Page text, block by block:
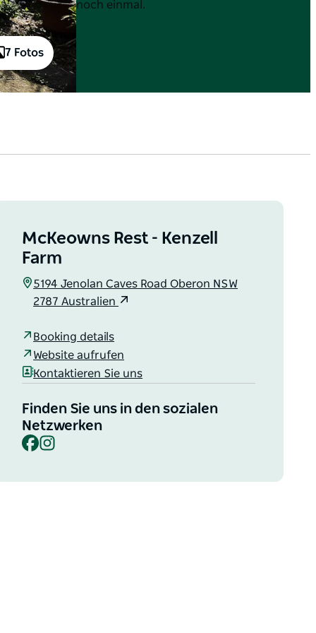
7 Fotos
noch einmal.
McKeowns Rest - Kenzell
Farm
5194 Jenolan Caves Road Oberon NSW
2787 Australien
Booking details
Website aufrufen
Kontaktieren Sie uns
Finden Sie uns in den sozialen
Netzwerken
Facebook